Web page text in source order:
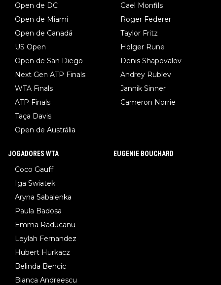
Open de DC
Open de Miami
Open de Canadá
US Open
Open de San Diego
Next Gen ATP Finals
WTA Finals
ATP Finals
Taça Davis
Open de Austrália
Gael Monfils
Roger Federer
Taylor Fritz
Holger Rune
Denis Shapovalov
Andrey Rublev
Jannik Sinner
Cameron Norrie
JOGADORES WTA
Coco Gauff
Iga Swiatek
Aryna Sabalenka
Paula Badosa
Emma Raducanu
Leylah Fernandez
Hubert Hurkacz
Belinda Bencic
Bianca Andreescu
EUGENIE BOUCHARD